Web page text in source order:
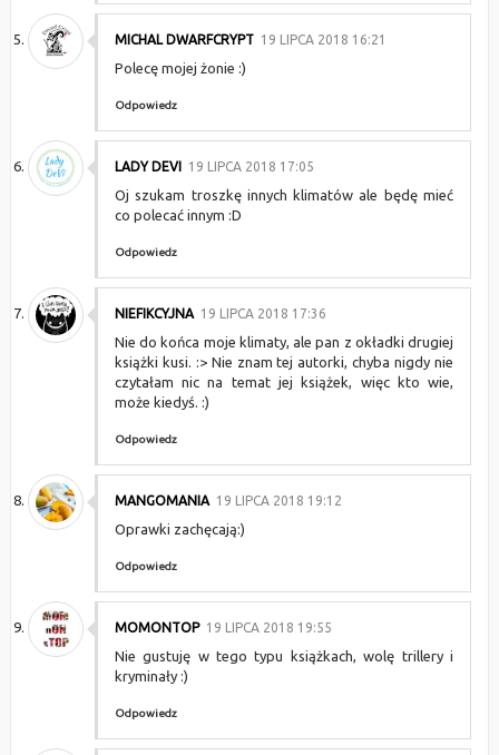
MICHAL DWARFCRYPT 19 LIPCA 2018 16:21
Polecę mojej żonie :)
Odpowiedz
LADY DEVI 19 LIPCA 2018 17:05
Oj szukam troszkę innych klimatów ale będę mieć
co polecać innym :D
Odpowiedz
NIEFIKCYJNA 19 LIPCA 2018 17:36
Nie do końca moje klimaty, ale pan z okładki drugiej
książki kusi. :> Nie znam tej autorki, chyba nigdy nie
czytałam nic na temat jej książek, więc kto wie,
może kiedyś. :)
Odpowiedz
MANGOMANIA 19 LIPCA 2018 19:12
Oprawki zachęcają:)
Odpowiedz
MOMONTOP 19 LIPCA 2018 19:55
Nie gustuję w tego typu książkach, wolę trillery i
kryminały :)
Odpowiedz